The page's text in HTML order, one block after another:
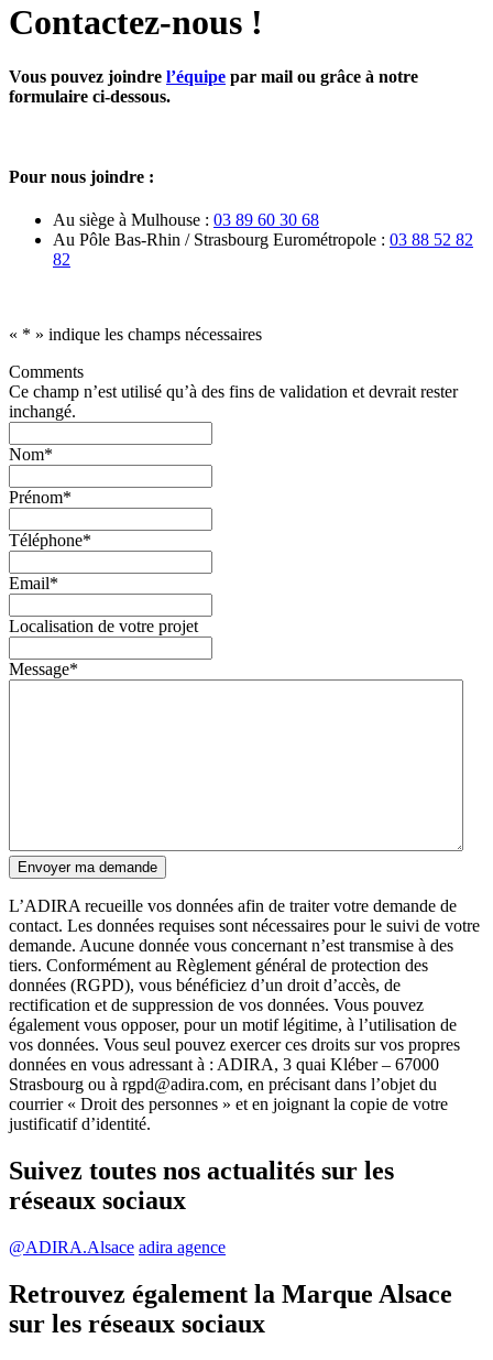
Contactez-nous !
Vous pouvez joindre l’équipe par mail ou grâce à notre
formulaire ci-dessous.
Pour nous joindre :
Au siège à Mulhouse : 03 89 60 30 68
Au Pôle Bas-Rhin / Strasbourg Eurométropole : 03 88 52 82
82
« * » indique les champs nécessaires
Comments
Ce champ n’est utilisé qu’à des fins de validation et devrait rester
inchangé.
Nom*
Prénom*
Téléphone*
Email*
Localisation de votre projet
Message*
L’ADIRA recueille vos données afin de traiter votre demande de
contact. Les données requises sont nécessaires pour le suivi de votre
demande. Aucune donnée vous concernant n’est transmise à des
tiers. Conformément au Règlement général de protection des
données (RGPD), vous bénéficiez d’un droit d’accès, de
rectification et de suppression de vos données. Vous pouvez
également vous opposer, pour un motif légitime, à l’utilisation de
vos données. Vous seul pouvez exercer ces droits sur vos propres
données en vous adressant à : ADIRA, 3 quai Kléber – 67000
Strasbourg ou à rgpd@adira.com, en précisant dans l’objet du
courrier « Droit des personnes » et en joignant la copie de votre
justificatif d’identité.
Suivez toutes nos actualités sur les
réseaux sociaux
@ADIRA.Alsace adira agence
Retrouvez également la Marque Alsace
sur les réseaux sociaux